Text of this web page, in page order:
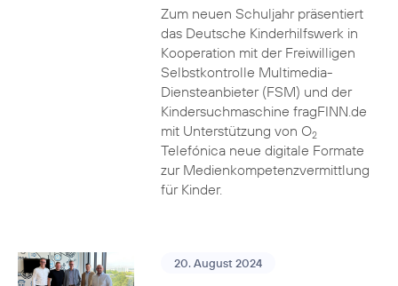
Zum neuen Schuljahr präsentiert
das Deutsche Kinderhilfswerk in
Kooperation mit der Freiwilligen
Selbstkontrolle Multimedia-
Diensteanbieter (FSM) und der
Kindersuchmaschine fragFINN.de
mit Unterstützung von O2
Telefónica neue digitale Formate
zur Medienkompetenzvermittlung
für Kinder.
20. August 2024